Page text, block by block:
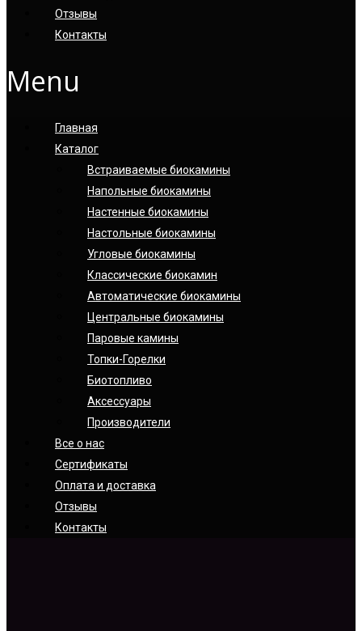
Отзывы
Контакты
Menu
Главная
Каталог
Встраиваемые биокамины
Напольные биокамины
Настенные биокамины
Настoльные биокамины
Угловые биокамины
Классические биокамин
Автоматические биокамины
Центральные биокамины
Паровые камины
Топки-Горелки
Биотопливо
Аксессуары
Производители
Все о нас
Сертификаты
Оплата и доставка
Отзывы
Контакты